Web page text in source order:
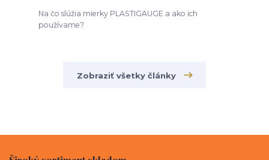
Na čo slúžia mierky PLASTIGAUGE a ako ich
používame?
Zobraziť všetky články